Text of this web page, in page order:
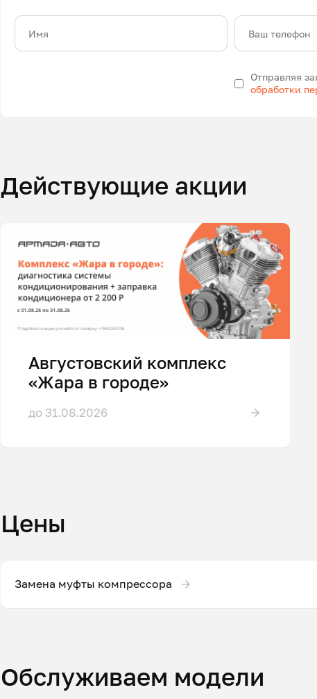
Имя Ваш телефон
Отправляя
обработки
Действующие акции
Августовский комплекс
«Жара в городе»
до 31.08.2026
Цены
Замена муфты компрессора
Обслуживаем модели